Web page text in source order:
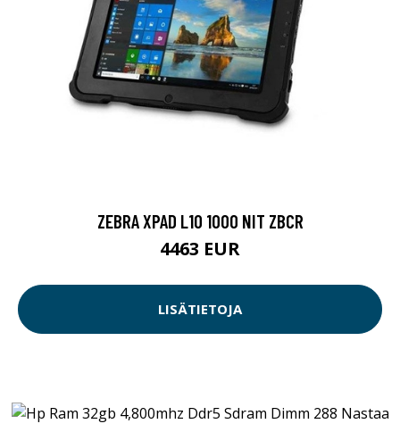
ZEBRA XPAD L10 1000 NIT ZBCR
4463 EUR
LISÄTIETOJA